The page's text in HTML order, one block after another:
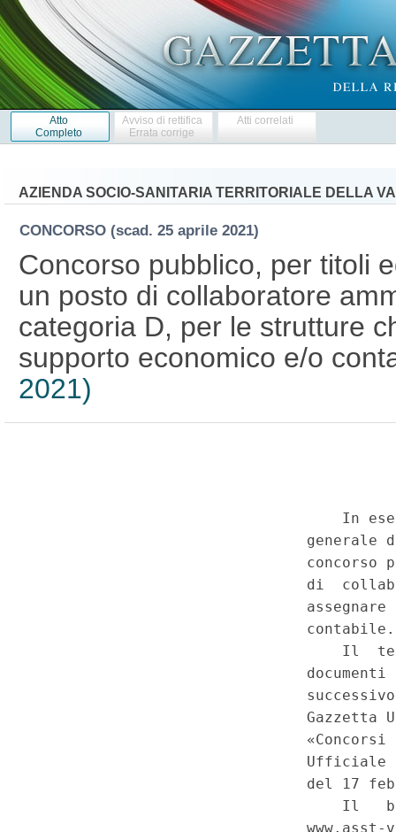
Atto
Completo
Avviso di rettifica
Errata corrige
Atti correlati
AZIENDA SOCIO-SANITARIA TERRITORIALE DELLA
CONCORSO (scad. 25 aprile 2021)
Concorso pubblico, per titoli
un posto di collaboratore
categoria D, per le strutture
supporto economico e/o
2021)